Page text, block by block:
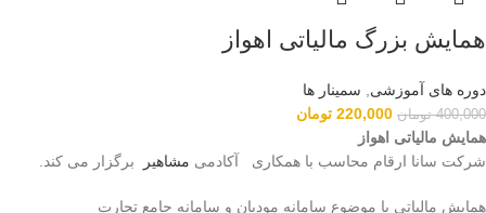
همایش بزرگ مالیاتی اهواز
دوره های آموزشی سمینار ها
400,000 تومان 220,000 تومان
همایش مالیاتی اهواز
شرکت سانا ارقام محاسب با همکاری آکادمی مشاهیر برگزار می کند.
همایش مالیاتی با موضوع سامانه مودیان و سامانه جامع تجارت